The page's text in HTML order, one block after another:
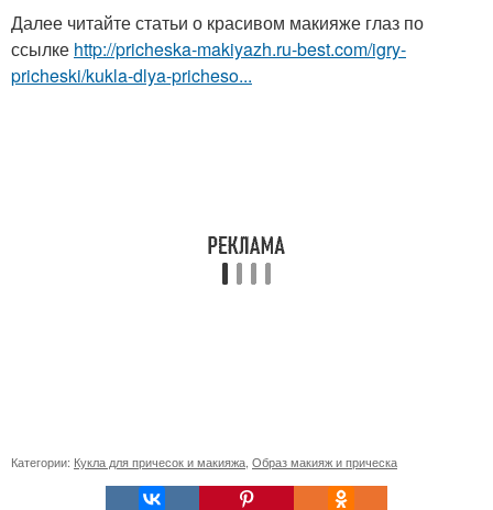
Далее читайте статьи о красивом макияже глаз по
ссылке http://pricheska-makiyazh.ru-best.com/igry-
pricheski/kukla-dlya-pricheso...
Категории: Кукла для причесок и макияжа Образ макияж и прическа